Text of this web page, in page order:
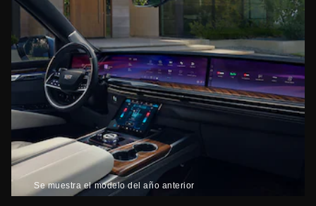
Se muestra el modelo del año anterior